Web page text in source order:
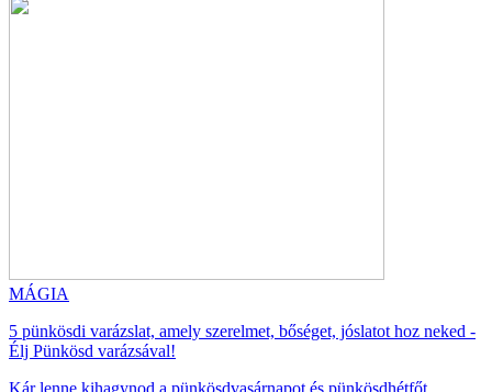
MÁGIA
5 pünkösdi varázslat, amely szerelmet, bőséget, jóslatot hoz neked -
Élj Pünkösd varázsával!